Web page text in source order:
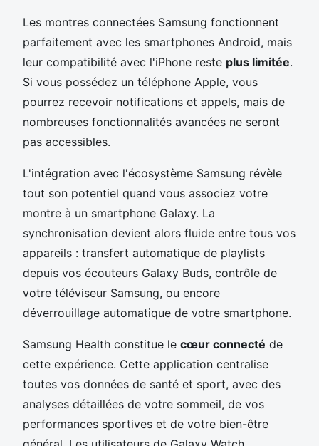
Les montres connectées Samsung fonctionnent
parfaitement avec les smartphones Android, mais
leur compatibilité avec l'iPhone reste plus limitée.
Si vous possédez un téléphone Apple, vous
pourrez recevoir notifications et appels, mais de
nombreuses fonctionnalités avancées ne seront
pas accessibles.
L'intégration avec l'écosystème Samsung révèle
tout son potentiel quand vous associez votre
montre à un smartphone Galaxy. La
synchronisation devient alors fluide entre tous vos
appareils : transfert automatique de playlists
depuis vos écouteurs Galaxy Buds, contrôle de
votre téléviseur Samsung, ou encore
déverrouillage automatique de votre smartphone.
Samsung Health constitue le cœur connecté de
cette expérience. Cette application centralise
toutes vos données de santé et sport, avec des
analyses détaillées de votre sommeil, de vos
performances sportives et de votre bien-être